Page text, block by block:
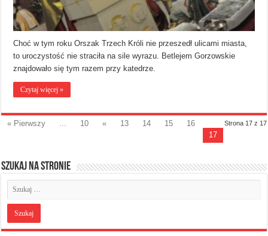
Choć w tym roku Orszak Trzech Króli nie przeszedł ulicami miasta,
to uroczystość nie straciła na sile wyrazu. Betlejem Gorzowskie
znajdowało się tym razem przy katedrze.
Czytaj więcej »
Strona 17 z 17
« Pierwszy 10 « 13 14 15
16
17
Szukaj na stronie